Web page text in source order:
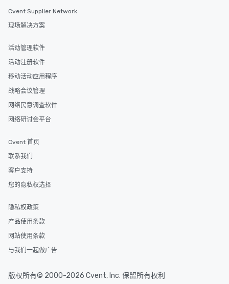
Cvent Supplier Network
现场解决方案
活动管理软件
活动注册软件
移动活动应用程序
战略会议管理
网络民意调查软件
网络研讨会平台
Cvent 首页
联系我们
客户支持
您的隐私权选择
隐私权政策
产品使用条款
网站使用条款
与我们一起做广告
版权所有© 2000-2026 Cvent, Inc. 保留所有权利